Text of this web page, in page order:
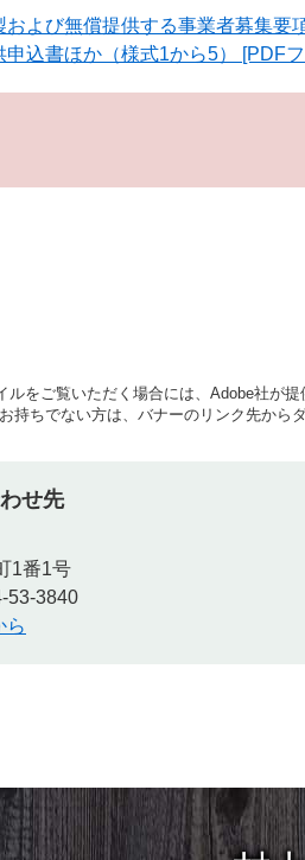
よび無償提供する事業者募集要
込書ほか（様式1から5） [PDF
ルをご覧いただく場合には、Adobe社が提
持ちでない方は、バナーのリンク先から
せ先
1番1号
53-3840
ら